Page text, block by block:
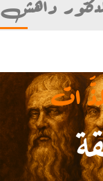
ات